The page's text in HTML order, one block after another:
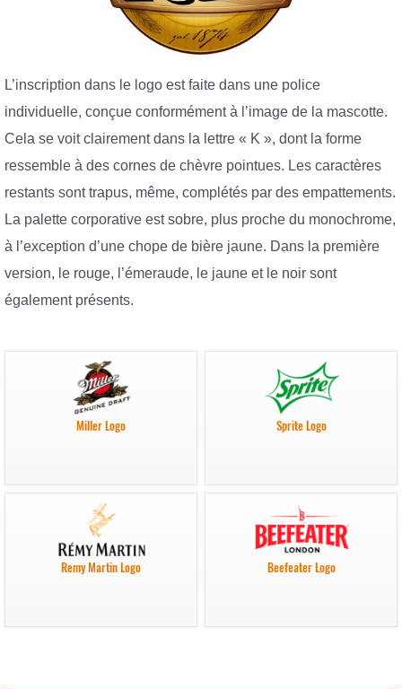
L’inscription dans le logo est faite dans une police
individuelle, conçue conformément à l’image de la mascotte.
Cela se voit clairement dans la lettre « K », dont la forme
ressemble à des cornes de chèvre pointues. Les caractères
restants sont trapus, même, complétés par des empattements.
La palette corporative est sobre, plus proche du monochrome,
à l’exception d’une chope de bière jaune. Dans la première
version, le rouge, l’émeraude, le jaune et le noir sont
également présents.
Miller Logo Sprite Logo
Remy Martin Logo Beefeater Logo